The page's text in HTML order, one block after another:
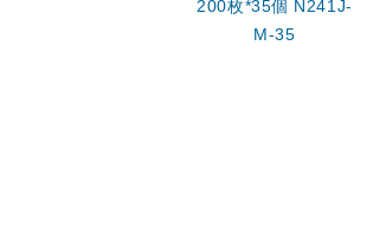
200枚*35個 N241J-
M-35